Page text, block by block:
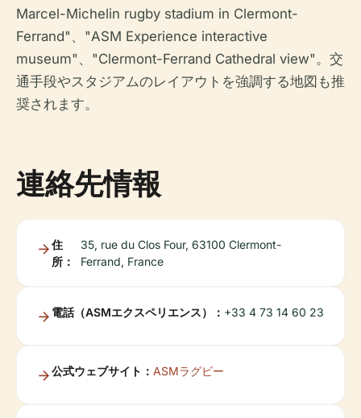
Marcel-Michelin rugby stadium in Clermont-
Ferrand"、"ASM Experience interactive
museum"、"Clermont-Ferrand Cathedral view"。交
通手段やスタジアムのレイアウトを強調する地図も推
奨されます。
連絡先情報
住
所：
35, rue du Clos Four, 63100 Clermont-
Ferrand, France
電話（ASMエクスペリエンス）： +33 4 73 14 60 23
公式ウェブサイト： ASMラグビー